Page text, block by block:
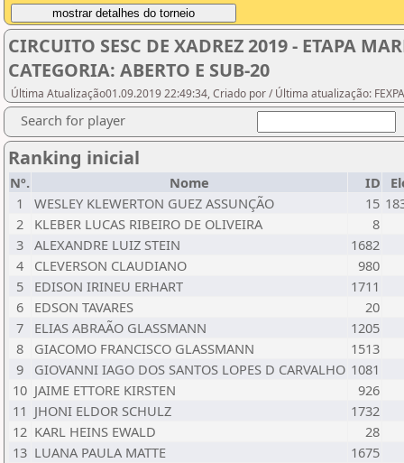
CIRCUITO SESC DE XADREZ 2019 - ETAPA
CATEGORIA: ABERTO E SUB-20
Última Atualização01.09.2019 22:49:34, Criado por / Última atualização:
Search for player
Ranking inicial
Nº. Nome ID
1
WESLEY KLEWERTON GUEZ ASSUNÇÃO 15
2
KLEBER LUCAS RIBEIRO DE OLIVEIRA
8
3 ALEXANDRE LUIZ STEIN
1682
4
CLEVERSON CLAUDIANO
980
5
EDISON IRINEU ERHART
1711
6
EDSON TAVARES
20
7
ELIAS ABRAÃO GLASSMANN
1205
8
GIACOMO FRANCISCO GLASSMANN
1513
9
GIOVANNI IAGO DOS SANTOS LOPES D CARVALHO 1081
10 JAIME ETTORE KIRSTEN
926
11 JHONI ELDOR SCHULZ
1732
12 KARL HEINS EWALD
28
13 LUANA PAULA MATTE
1675